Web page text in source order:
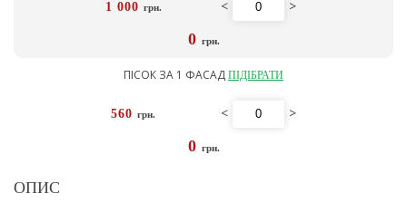
1 000 грн. < >
0 грн.
ПІСОК ЗА 1 ФАСАД ПІДІБРАТИ
560 грн. < >
0 грн.
ОПИС